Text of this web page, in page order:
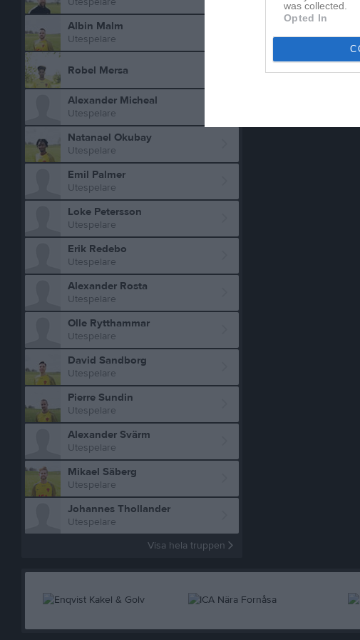
was collected.
Opted In
Albin Malm
Utespelare
Robel Mersa
Alexander Micheal
Utespelare
Natanael Okubay
Utespelare
Emil Palmer
Utespelare
Loke Petersson
Utespelare
Erik Redebo
Utespelare
Alexander Rosta
Utespelare
Olle Rytthammar
Utespelare
David Sandborg
Utespelare
Pierre Sundin
Utespelare
Alexander Svärm
Utespelare
Mikael Säberg
Utespelare
Johannes Thollander
Utespelare
Visa hela truppen